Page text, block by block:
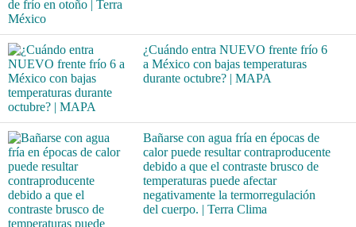
¿Cuándo entra NUEVO frente frío 6
a México con bajas temperaturas
durante octubre? | MAPA
Bañarse con agua fría en épocas de
calor puede resultar contraproducente
debido a que el contraste brusco de
temperaturas puede afectar
negativamente la termorregulación
del cuerpo. | Terra Clima